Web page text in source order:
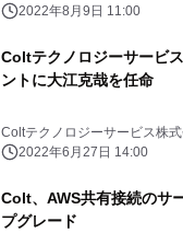
2022年8月9日 11:00
Coltテクノロジーサービ
ントに大江克哉を任命
Coltテクノロジーサービス株
2022年6月27日 14:00
Colt、AWS共有接続のサ
プグレード